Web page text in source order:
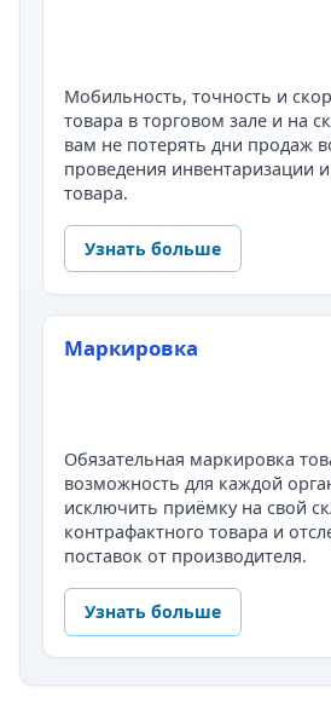
Мобильность, точность и
товара в торговом зале и на
вам не потерять дни продаж
проведения инвентаризации
товара.
Узнать больше
Маркировка
Обязательная маркировка
возможность для каждой
исключить приёмку на свой
контрафактного товара и
поставок от производителя.
Узнать больше